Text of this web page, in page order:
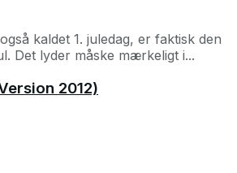
kaldet 1. juledag, er faktisk den
Det lyder måske mærkeligt i...
2012)